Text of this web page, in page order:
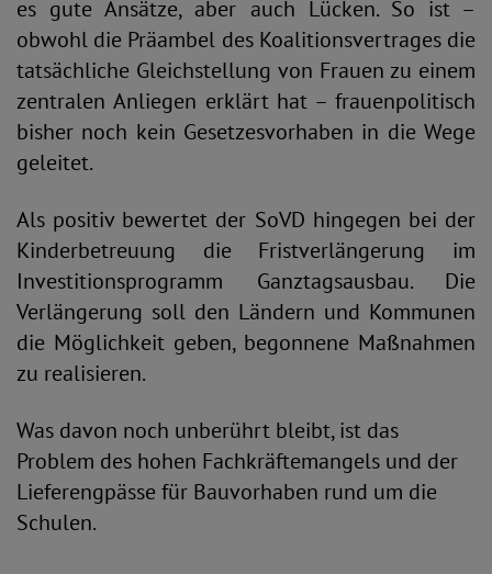
es gute Ansätze, aber auch Lücken. So ist –
obwohl die Präambel des Koalitionsvertrages die
tatsächliche Gleichstellung von Frauen zu einem
zentralen Anliegen erklärt hat – frauenpolitisch
bisher noch kein Gesetzesvorhaben in die Wege
geleitet.
Als positiv bewertet der SoVD hingegen bei der
Kinderbetreuung die Fristverlängerung im
Investitionsprogramm Ganztagsausbau. Die
Verlängerung soll den Ländern und Kommunen
die Möglichkeit geben, begonnene Maßnahmen
zu realisieren.
Was davon noch unberührt bleibt, ist das
Problem des hohen Fachkräftemangels und der
Lieferengpässe für Bauvorhaben rund um die
Schulen.